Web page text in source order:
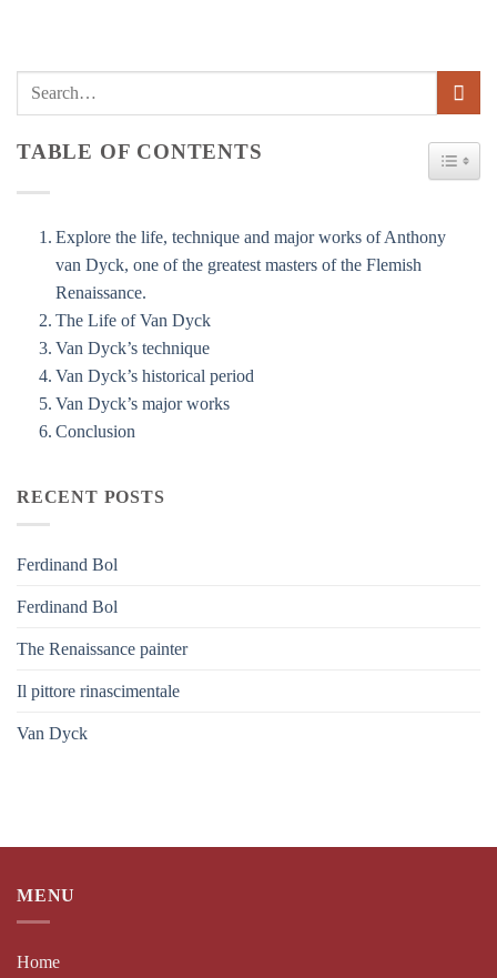
TABLE OF CONTENTS
Explore the life, technique and major works of Anthony
van Dyck, one of the greatest masters of the Flemish
Renaissance.
The Life of Van Dyck
Van Dyck’s technique
Van Dyck’s historical period
Van Dyck’s major works
Conclusion
RECENT POSTS
Ferdinand Bol
Ferdinand Bol
The Renaissance painter
Il pittore rinascimentale
Van Dyck
MENU
Home